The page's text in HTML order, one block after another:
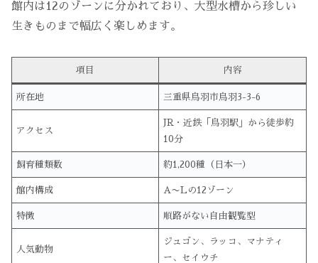
館内は12のゾーンに分かれており、大型水槽から珍しい
生きものまで幅広く楽しめます。
項目 内容
所在地 三重県鳥羽市鳥羽3-3-6
アクセス
JR・近鉄「鳥羽駅」から徒歩約
10分
飼育種類数 約1,200種（日本一）
館内構成 A〜Lの12ゾーン
特徴 順路がない自由観覧型
人気動物
ジュゴン、ラッコ、マナティ
ー、セイウチ